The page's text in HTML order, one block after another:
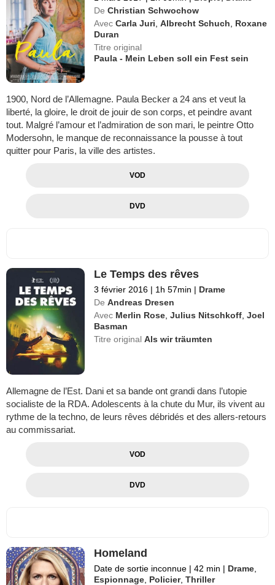
De Christian Schwochow
Avec Carla Juri ,Albrecht Schuch
Roxane
Duran
Titre original
Paula - Mein Leben soll ein Fest sein
1900, Nord de l’Allemagne. Paula Becker a 24 ans et veut la
liberté, la gloire, le droit de jouir de son corps, et peindre avant
tout. Malgré l’amour et l’admiration de son mari, le peintre Otto
Modersohn, le manque de reconnaissance la pousse à tout
quitter pour Paris, la ville des artistes.
VOD
DVD
Le Temps des rêves
3 février 2016 | 1h 57min | Drame
De Andreas Dresen
Avec Merlin Rose ,Julius Nitschkoff ,Joel
Basman
Titre originalAls wir träumten
Allemagne de l’Est. Dani et sa bande ont grandi dans l’utopie
socialiste de la RDA. Adolescents à la chute du Mur, ils vivent au
rythme de la techno, de leurs rêves débridés et des allers-retours
au commissariat.
VOD
DVD
Homeland
Date de sortie inconnue | 42 min | Drame
Espionnage Policier,Thriller